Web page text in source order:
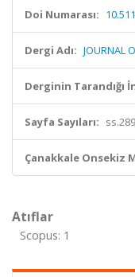
Doi Numarası:
Dergi Adı: JOURNAL
Derginin Tarandığı
Sayfa Sayıları:
Çanakkale Onsekiz
Atıflar
Scopus: 1